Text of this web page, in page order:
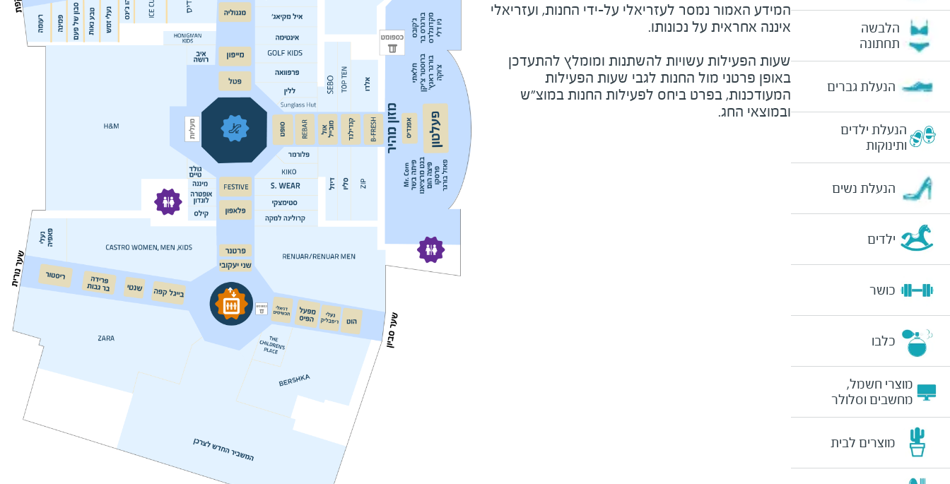
הלבשה
תחתונה
הנעלת גברים
הנעלת ילדים
ותינוקות
הנעלת נשים
ילדים
כושר
כלבו
מוצרי חשמל,
מחשבים וסלולר
מוצרים לבית
המידע האמור נמסר לעזריאלי על-ידי החנות, ועזריאלי
שעות הפעילות עשויות להשתנות ומומלץ להתעדכן
באופן פרטני מול החנות לגבי שעות הפעילות
המעודכנות, בפרט ביחס לפעילות החנות במוצ"ש
ובמוצאי החג.